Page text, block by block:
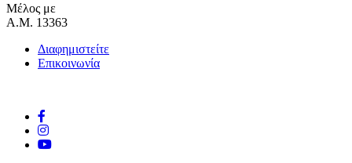
Μέλος με
Α.Μ. 13363
Διαφημιστείτε
Επικοινωνία